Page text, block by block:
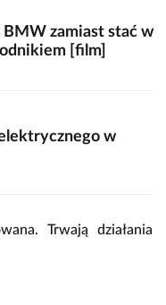
zamiast stać w
[film]
w
Trwają działania